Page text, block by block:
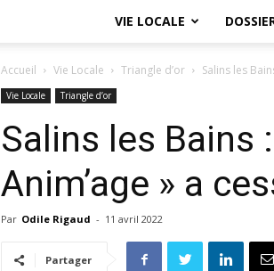
VIE LOCALE
Accueil Vie Locale Triangle d’or Salins les
Vie Locale Triangle d’or
Salins les Bains
Anim’age » a
Par Odile Rigaud - 11 avril 2022
Partager